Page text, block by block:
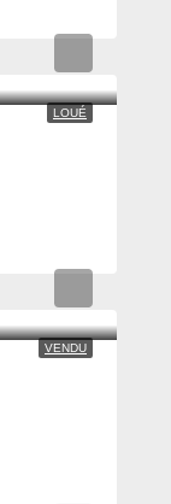
LOUÉ
VENDU